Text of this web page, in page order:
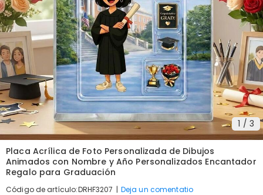
1 / 3
Placa Acrílica de Foto Personalizada de Dibujos
Animados con Nombre y Año Personalizados Encantador
Regalo para Graduación
Código de artículo:DRHF3207 | Deja un comentatio